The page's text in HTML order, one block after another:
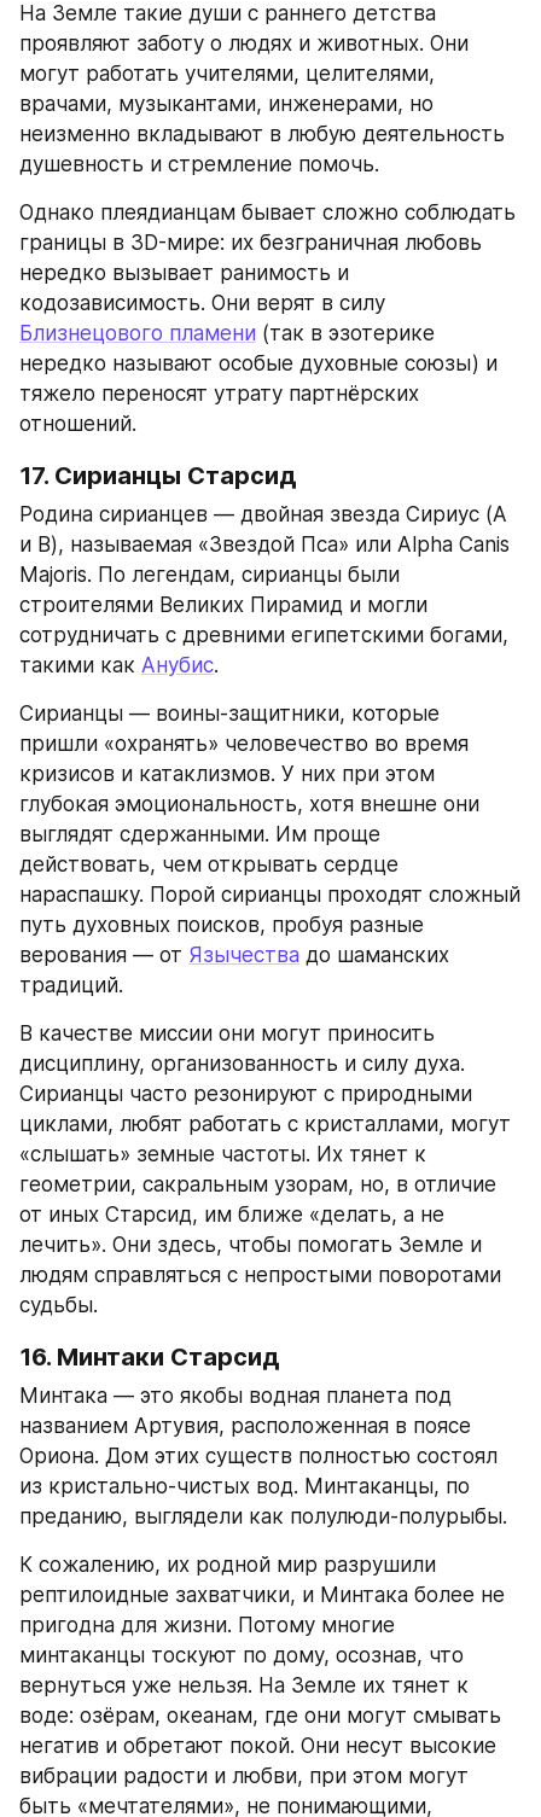
На Земле такие души с раннего детства
проявляют заботу о людях и животных. Они
могут работать учителями, целителями,
врачами, музыкантами, инженерами, но
неизменно вкладывают в любую деятельность
душевность и стремление помочь.
Однако плеядианцам бывает сложно соблюдать
границы в 3D-мире: их безграничная любовь
нередко вызывает ранимость и
Близнецового пламени (так в эзотерике
нередко называют особые духовные союзы) и
тяжело переносят утрату партнёрских
отношений.
17. Сирианцы Старсид
Родина сирианцев — двойная звезда Сириус (A
и B), называемая «Звездой Пса» или Alpha Canis
Majoris. По легендам, сирианцы были
строителями Великих Пирамид и могли
сотрудничать с древними египетскими богами,
такими как Анубис.
Сирианцы — воины-защитники, которые
пришли «охранять» человечество во время
кризисов и катаклизмов. У них при этом
глубокая эмоциональность, хотя внешне они
выглядят сдержанными. Им проще
действовать, чем открывать сердце
нараспашку. Порой сирианцы проходят сложный
путь духовных поисков, пробуя разные
верования — от Язычества до шаманских
традиций.
В качестве миссии они могут приносить
дисциплину, организованность и силу духа.
Сирианцы часто резонируют с природными
циклами, любят работать с кристаллами, могут
«слышать» земные частоты. Их тянет к
геометрии, сакральным узорам, но, в отличие
от иных Старсид, им ближе «делать, а не
лечить». Они здесь, чтобы помогать Земле и
людям справляться с непростыми поворотами
судьбы.
16. Минтаки Старсид
Минтака — это якобы водная планета под
названием Артувия, расположенная в поясе
Ориона. Дом этих существ полностью состоял
из кристально-чистых вод. Минтаканцы, по
преданию, выглядели как полулюди-полурыбы.
К сожалению, их родной мир разрушили
рептилоидные захватчики, и Минтака более не
пригодна для жизни. Потому многие
минтаканцы тоскуют по дому, осознав, что
вернуться уже нельзя. На Земле их тянет к
воде: озёрам, океанам, где они могут смывать
негатив и обретают покой. Они несут высокие
вибрации радости и любви, при этом могут
быть «мечтателями», не понимающими,